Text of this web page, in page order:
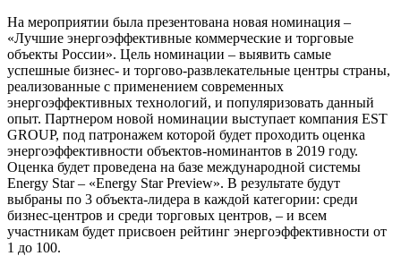
На мероприятии была презентована новая номинация –
«Лучшие энергоэффективные коммерческие и торговые
объекты России». Цель номинации – выявить самые
успешные бизнес- и торгово-развлекательные центры страны,
реализованные с применением современных
энергоэффективных технологий, и популяризовать данный
опыт. Партнером новой номинации выступает компания EST
GROUP, под патронажем которой будет проходить оценка
энергоэффективности объектов-номинантов в 2019 году.
Оценка будет проведена на базе международной системы
Energy Star – «Energy Star Preview». В результате будут
выбраны по 3 объекта-лидера в каждой категории: среди
бизнес-центров и среди торговых центров, – и всем
участникам будет присвоен рейтинг энергоэффективности от
1 до 100.